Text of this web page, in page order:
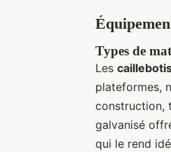
Types de
Les
plateformes,
construction,
galvanisé
qui le rend